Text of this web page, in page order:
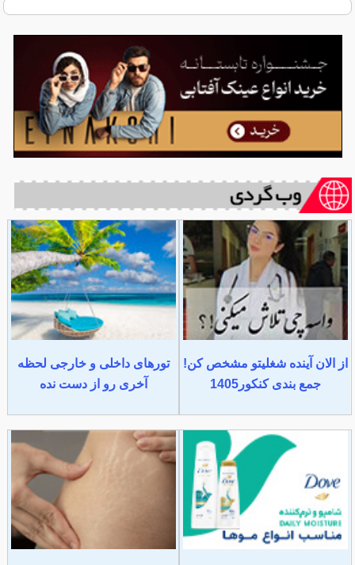
از الان آینده شغلیتو مشخص کن!
جمع بندی کنکور1405
تورهای داخلی و خارجی لحظه
آخری رو از دست نده